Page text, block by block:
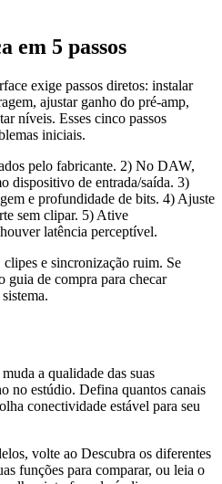
em 5 passos
exige passos diretos: instalar
ajustar ganho do pré‑amp,
níveis. Esses cinco passos
iniciais.
pelo fabricante. 2) No DAW,
dispositivo de entrada/saída. 3)
e profundidade de bits. 4) Ajuste
sem clipar. 5) Ative
latência perceptível.
clipes e sincronização ruim. Se
guia de compra para checar
a qualidade das suas
no estúdio. Defina quantos canais
conectividade estável para seu
volte ao Descubra os diferentes
funções para comparar, ou leia o